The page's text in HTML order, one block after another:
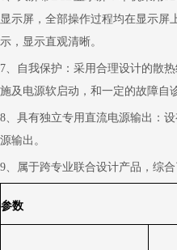
显示屏，全部操作过程均在显示屏
示，显示直观清晰。
7、自我保护：采用合理设计的散
施及电源软启动，和一定的故障自
8、具有独立专用直流电源输出：
源输出。
9、 属于跨专业联合设计产品，综
参数